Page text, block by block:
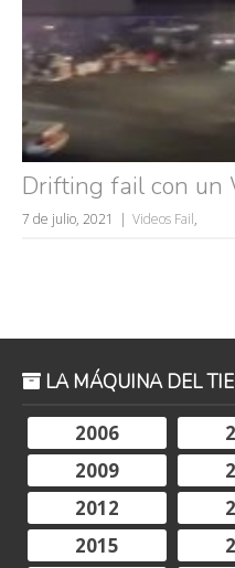
Drifting fail con un
7 de julio, 2021 Videos Fail,
LA MÁQUINA DEL
2006
2009
2012
2015